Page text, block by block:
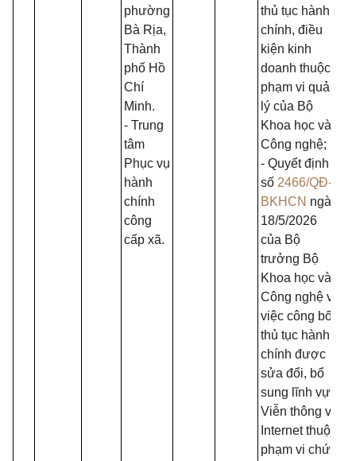
phường
Bà Rịa,
Thành
phố Hồ
Chí
Minh.
- Trung
tâm
Phục vụ
hành
chính
công
cấp xã.
thủ tục hành
chính, điều
kiện kinh
doanh thuộc
phạm vi quản
lý của Bộ
Khoa học và
Công nghệ;
- Quyết định
số 2466/QĐ-
BKHCN ngày
18/5/2026
của Bộ
trưởng Bộ
Khoa học và
Công nghệ về
việc công bố
thủ tục hành
chính được
sửa đổi, bổ
sung lĩnh vực
Viễn thông và
Internet thuộc
phạm vi chức